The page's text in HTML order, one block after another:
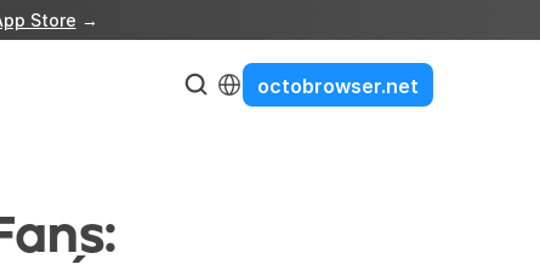
Store →
Select Language
octobrowser.net